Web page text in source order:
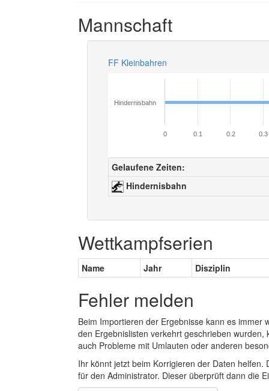
Mannschaft
FF Kleinbahren
Hindernisbahn
0 0.1 0.2 0.3
Gelaufene Zeiten:
Hindernisbahn
Wettkampfserien
Name Jahr Disziplin
Fehler melden
Beim Importieren der Ergebnisse kann es
den Ergebnislisten verkehrt geschrieben
auch Probleme mit Umlauten oder anderen
Ihr könnt jetzt beim Korrigieren der Daten
für den Administrator. Dieser überprüft dann die